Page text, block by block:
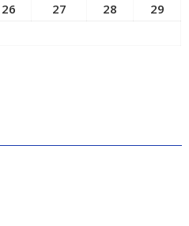
26 27 28
29